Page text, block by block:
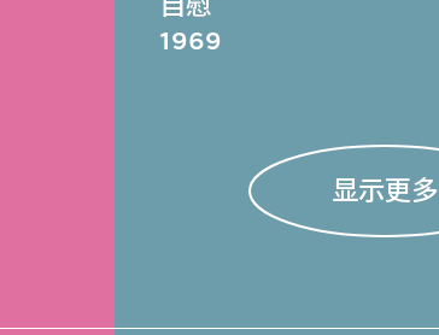
1969
显示更多